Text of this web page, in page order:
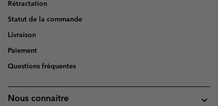
Rétractation
Statut de la commande
Livraison
Paiement
Questions fréquentes
Nous connaitre